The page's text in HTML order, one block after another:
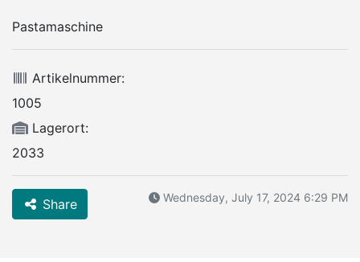
Pastamaschine
Artikelnummer:
1005
Lagerort:
2033
Share Wednesday, July 17, 2024 6:29 PM